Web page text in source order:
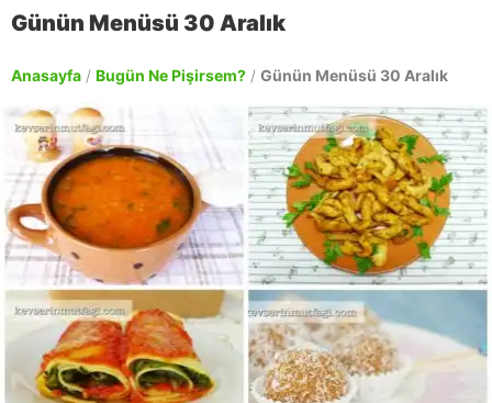
Günün Menüsü 30 Aralık
Anasayfa / Bugün Ne Pişirsem? / Günün Menüsü 30 Aralık